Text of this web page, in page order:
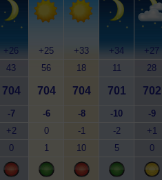
+26
43
704
-7
+2
0
+25
56
704
-6
0
1
+33
18
704
-8
-1
10
+34
11
701
-10
-2
5
+27
28
702
-9
+1
0